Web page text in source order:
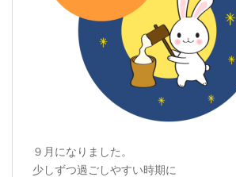
９月になりました。
少しずつ過ごしやすい時期に